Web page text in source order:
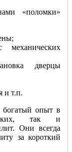
«поломки»
механических
дверцы
и т.п.
опыт в
так и
Они всегда
за короткий